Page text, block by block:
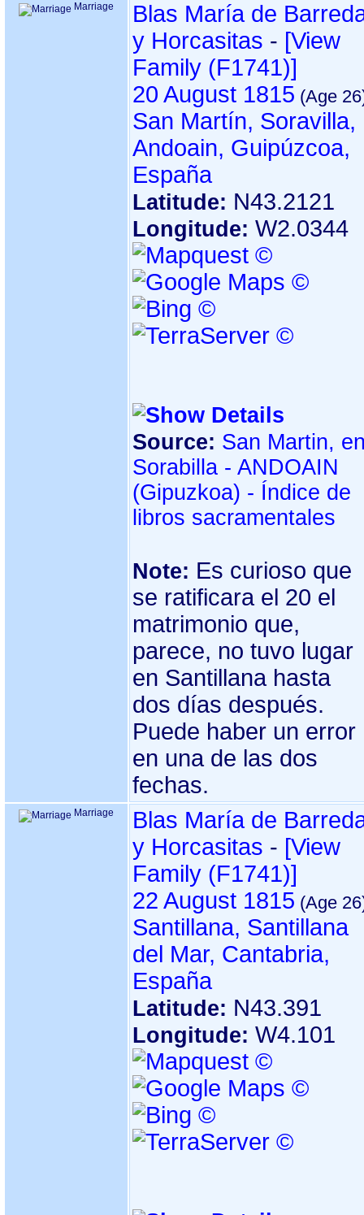
Marriage
Blas María de
y Horcasitas - ‎[View
Family ‎(F1741)‎‎]
20 August 1815
San Martín, Soravilla,
Andoain, Guipúzcoa,
España
Latitude: N43.2121
Longitude: W2.0344
Source: San Martin,
Sorabilla - ANDOAIN
libros sacramentales
Note: Es curioso que
se ratificara el 20 el
matrimonio que,
parece, no tuvo lugar
en Santillana hasta
dos días después.
Puede haber un error
en una de las dos
fechas.
Marriage
Blas María de
y Horcasitas - ‎[View
Family ‎(F1741)‎‎]
22 August 1815
Santillana, Santillana
del Mar, Cantabria,
España
Latitude: N43.391
Longitude: W4.101